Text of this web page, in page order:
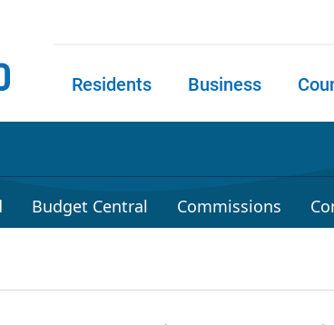
Residents Business
Budget Central Commissions